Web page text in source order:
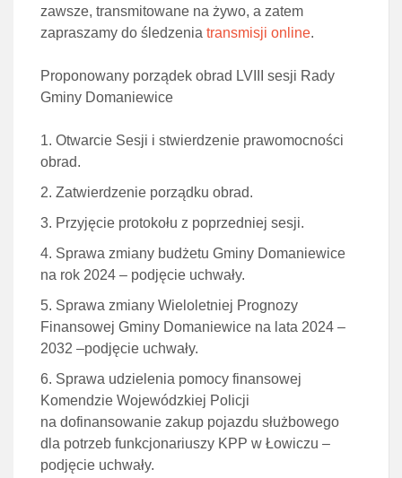
zawsze, transmitowane na żywo, a zatem
zapraszamy do śledzenia transmisji online.
Proponowany porządek obrad LVIII sesji Rady
Gminy Domaniewice
Otwarcie Sesji i stwierdzenie prawomocności
obrad.
Zatwierdzenie porządku obrad.
Przyjęcie protokołu z poprzedniej sesji.
Sprawa zmiany budżetu Gminy Domaniewice
na rok 2024 – podjęcie uchwały.
Sprawa zmiany Wieloletniej Prognozy
Finansowej Gminy Domaniewice na lata 2024 –
2032 –podjęcie uchwały.
Sprawa udzielenia pomocy finansowej
Komendzie Wojewódzkiej Policji
na dofinansowanie zakup pojazdu służbowego
dla potrzeb funkcjonariuszy KPP w Łowiczu –
podjęcie uchwały.